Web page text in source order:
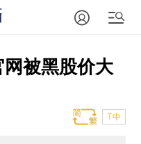
网被黑股价大
T中